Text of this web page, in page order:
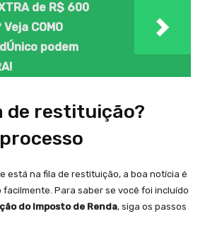
de R$ 600
COMO
podem
de restituição?
está na fila de restituição, a boa notícia é
Para saber se você foi incluído
do Imposto de Renda, siga os passos